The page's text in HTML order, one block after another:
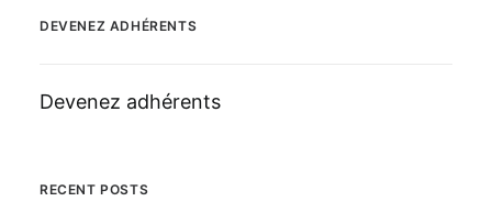
DEVENEZ ADHÉRENTS
Devenez adhérents
RECENT POSTS